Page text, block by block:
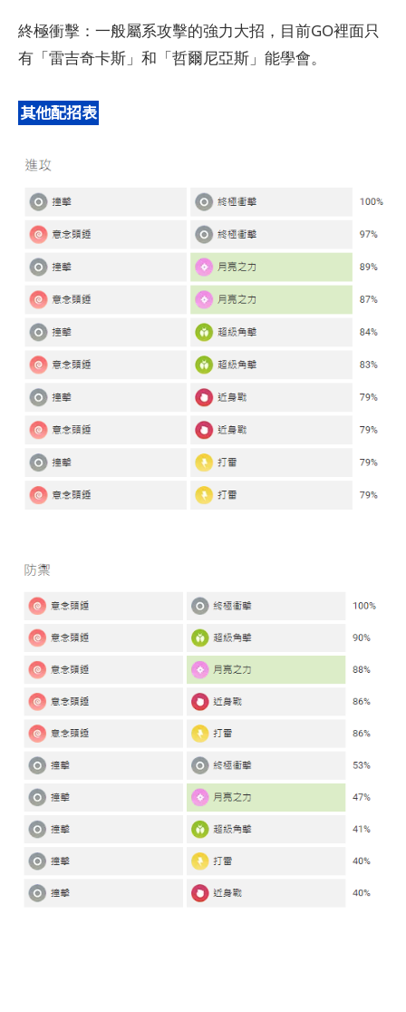
終極衝擊：一般屬系攻擊的強力大招，目前GO裡面只
有「雷吉奇卡斯」和「哲爾尼亞斯」能學會。
其他配招表